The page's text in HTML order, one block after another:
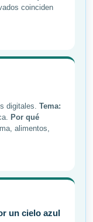
coinciden
digitales. Tema:
Por qué
alimentos,
un cielo azul